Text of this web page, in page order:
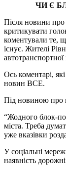
ЧИ Є
Після новини про
критикувати
коментували те,
існує. Жителі
автотранспортної
Ось коментарі,
новин ВСЕ.
Під новиною про
“Жодного блок-
міста. Треба
уже вказівки
У соціальні
наявність